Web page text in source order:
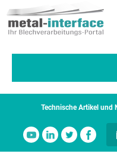
zum
Inhalt
Technische Artikel und